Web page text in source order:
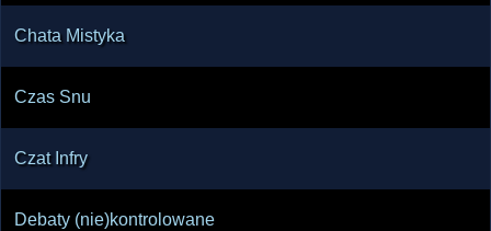
Chata Mistyka
Czas Snu
Czat Infry
Debaty (nie)kontrolowane